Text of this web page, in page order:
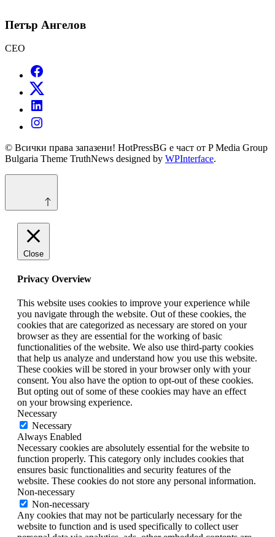
Петър Ангелов
CEO
© Всички права запазени! HotPressBG е част от P Media Group
Bulgaria Theme TruthNews designed by WPInterface.
Close
Privacy Overview
This website uses cookies to improve your experience while
you navigate through the website. Out of these cookies, the
cookies that are categorized as necessary are stored on your
browser as they are essential for the working of basic
functionalities of the website. We also use third-party cookies
that help us analyze and understand how you use this website.
These cookies will be stored in your browser only with your
consent. You also have the option to opt-out of these cookies.
But opting out of some of these cookies may have an effect
on your browsing experience.
Necessary
Necessary
Always Enabled
Necessary cookies are absolutely essential for the website to
function properly. This category only includes cookies that
ensures basic functionalities and security features of the
website. These cookies do not store any personal information.
Non-necessary
Non-necessary
Any cookies that may not be particularly necessary for the
website to function and is used specifically to collect user